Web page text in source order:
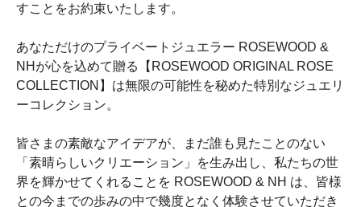
すことをお約束いたします。
あなただけのプライベートジュエラー ROSEWOOD &
NHが心を込めて贈る【ROSEWOOD ORIGINAL ROSE
COLLECTION】は無限の可能性を秘めた特別なジュエリ
ーコレクション。
皆さまの素敵なアイデアが、まだ誰も見たことのない
「素晴らしいクリエーション」を生み出し、私たちの世
界を輝かせてくれることを ROSEWOOD & NH は、皆様
との今までの歩みの中で幾度となく体験させていただき